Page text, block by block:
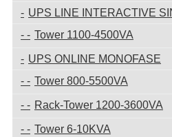
UPS LINE INTERACTIVE
Tower 1100-4500VA
UPS ONLINE MONOFASE
Tower 800-5500VA
Rack-Tower 1200-3600VA
Tower 6-10KVA